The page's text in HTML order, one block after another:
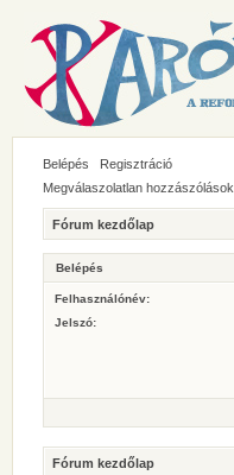
Belépés
Regisztráció
Megválaszolatlan hozzászólások
Fórum kezdőlap
Belépés
Felhasználónév:
Jelszó:
Fórum kezdőlap